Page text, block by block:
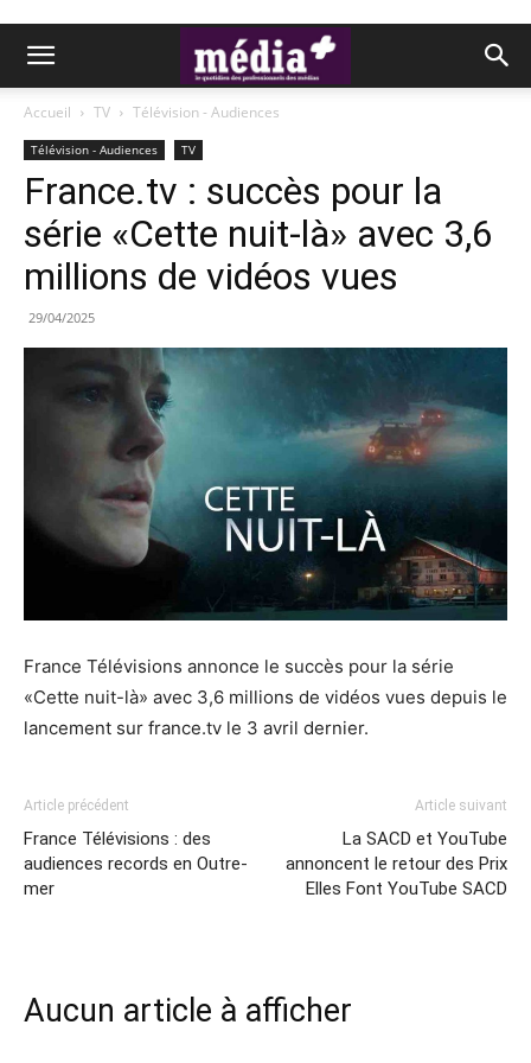
Accueil TV Télévision - Audiences
Télévision - Audiences TV
France.tv : succès pour la
série «Cette nuit-là» avec 3,6
millions de vidéos vues
29/04/2025
France Télévisions annonce le succès pour la série
«Cette nuit-là» avec 3,6 millions de vidéos vues depuis le
lancement sur france.tv le 3 avril dernier.
Article précédent
France Télévisions : des
audiences records en Outre-
mer
Article suivant
La SACD et YouTube
annoncent le retour des Prix
Elles Font YouTube SACD
Aucun article à afficher